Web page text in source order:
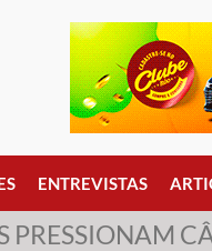
ENTREVISTAS
PRESSIONAM